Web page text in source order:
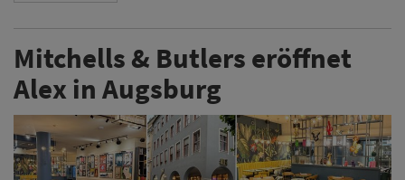
Mitchells & Butlers eröffnet
Alex in Augsburg